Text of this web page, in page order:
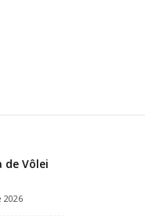
de Vôlei
2026